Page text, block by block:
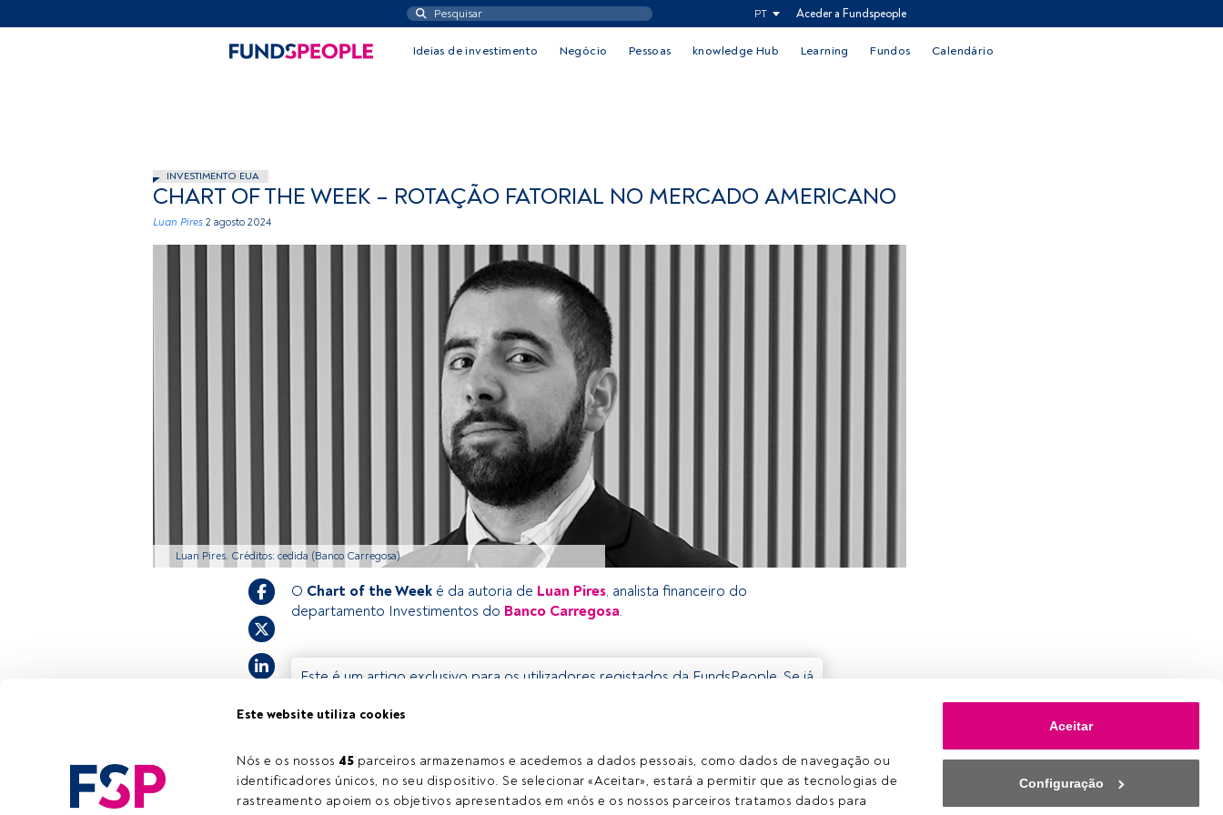
Este website utiliza cookies
Nós e os nossos 45 parceiros armazenamos e acedemos a dados pessoais, como dados de navegação ou
identificadores únicos, no seu dispositivo. Se selecionar «Aceitar», estará a permitir que as tecnologias de
rastreamento apoiem os objetivos apresentados em «nós e os nossos parceiros tratamos dados para
Aceitar
Configuração
PT Aceder a Fundspeople
Ideias de investimento Negócio Pessoas knowledge Hub Learning Fundos Calendário
INVESTIMENTO EUA
CHART OF THE WEEK – ROTAÇÃO FATORIAL NO MERCADO AMERICANO
Luan Pires 2 agosto 2024
Luan Pires. Créditos: cedida (Banco Carregosa)
Tempo de leitura:2 min.
O Chart of the Week é da autoria de Luan Pires, analista financeiro do
departamento Investimentos do Banco Carregosa.
Este é um artigo exclusivo para os utilizadores registados da FundsPeople. Se já
convidamo-lo a registar-se e a desfrutar de todo o universo que a
Aceder a Fundspeople